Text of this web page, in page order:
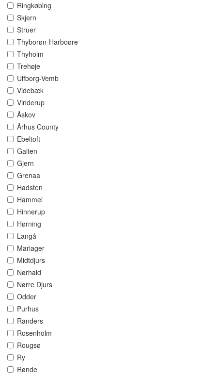
Ringkøbing
Skjern
Struer
Thyborøn-Harboøre
Thyholm
Trehøje
Ulfborg-Vemb
Videbæk
Vinderup
Åskov
Århus County
Ebeltoft
Galten
Gjern
Grenaa
Hadsten
Hammel
Hinnerup
Hørning
Langå
Mariager
Midtdjurs
Nørhald
Nørre Djurs
Odder
Purhus
Randers
Rosenholm
Rougsø
Ry
Rønde